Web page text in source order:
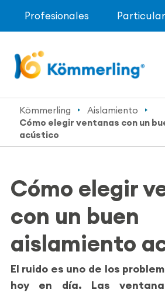
Profesionales
Kömmerling
Aislamiento
Cómo elegir ventanas con un
acústico
Cómo elegir
con un buen
aislamiento
El ruido es uno de los
hoy en día. Las